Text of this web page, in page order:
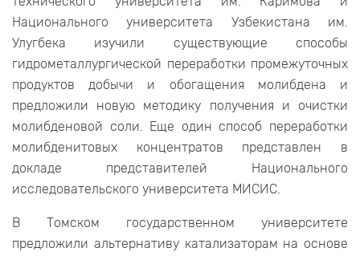
Национального университета Узбекистана им.
Улугбека изучили существующие способы
гидрометаллургической переработки промежуточных
продуктов добычи и обогащения молибдена и
предложили новую методику получения и очистки
молибденовой соли. Еще один способ переработки
молибденитовых концентратов представлен в
докладе представителей Национального
исследовательского университета МИСИС.
В Томском государственном университете
предложили альтернативу катализаторам на основе